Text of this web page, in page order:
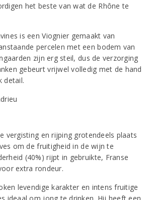
het beste van wat de Rhône te
is een Viognier gemaakt van
percelen met een bodem van
zijn erg steil, dus de verzorging
gebeurt vrijwel volledig met de hand
detail.
vergisting en rijping grotendeels plaats
om de fruitigheid in de wijn te
(40%) rijpt in gebruikte, Franse
extra rondeur.
levendige karakter en intens fruitige